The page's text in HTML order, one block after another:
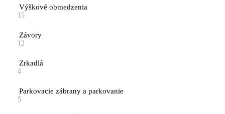
Výškové obmedzenia
15
Závory
12
Zrkadlá
4
Parkovacie zábrany a parkovanie
5